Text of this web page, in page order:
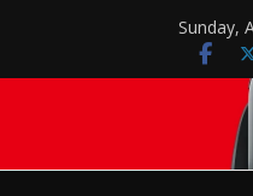
content
Sunday,